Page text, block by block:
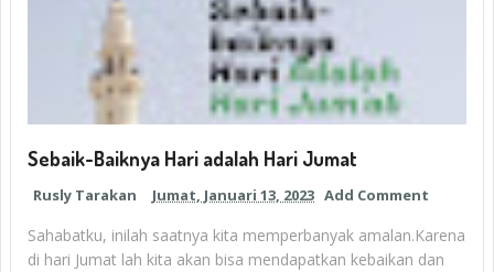
Sebaik-Baiknya Hari adalah Hari Jumat
Rusly Tarakan Jumat, Januari 13, 2023 Add Comment
Sahabatku, inilah saatnya kita memperbanyak amalan.Karena
di hari Jumat lah kita akan bisa mendapatkan kebaikan dan